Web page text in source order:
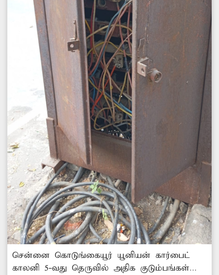
சென்னை கொடுங்கையூர் யூனியன் கார்பைட்
காலனி 5-வது தெருவில் அதிக குடும்பங்கள்